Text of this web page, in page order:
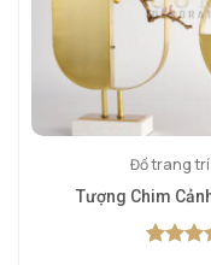
Đồ trang trí
Tượng Chim